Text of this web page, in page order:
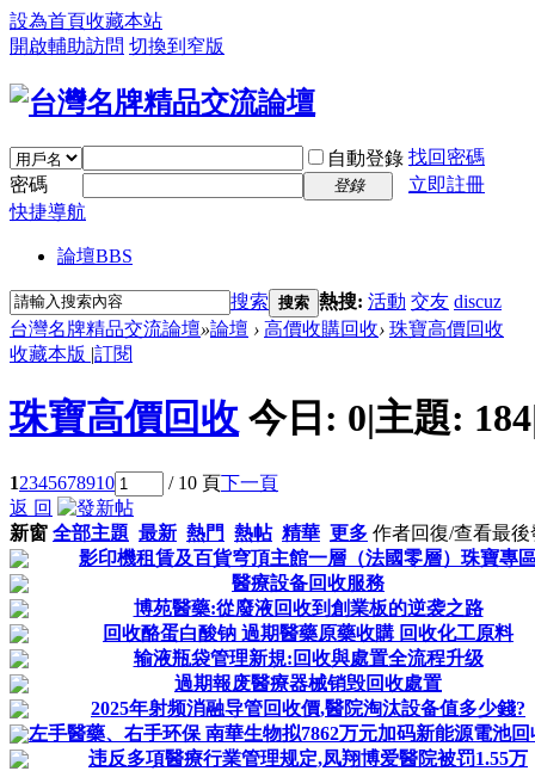
設為首頁收藏本站
開啟輔助訪問 切換到窄版
自動登錄 找回密碼
密碼
登錄
立即註冊
快捷導航
論壇BBS
搜索 搜索 熱搜: 活動 交友 discuz
台灣名牌精品交流論壇»論壇 › 高價收購回收› 珠寶高價回收
收藏本版 |訂閱
珠寶高價回收 今日: 0|主題: 184
12345678910 / 10 頁下一頁
返 回
新窗 全部主題 最新 熱門 熱帖 精華 更多 作者回復/查看最後
影印機租賃及百貨穹頂主館一層（法國零層）珠寶專
醫療設备回收服務
博苑醫藥:從廢液回收到創業板的逆袭之路
回收酪蛋白酸钠 過期醫藥原藥收購 回收化工原料
输液瓶袋管理新規:回收與處置全流程升级
過期報废醫療器械销毁回收處置
2025年射频消融导管回收價,醫院淘汰設备值多少錢?
左手醫藥、右手环保 南華生物拟7862万元加码新能源電池回
违反多項醫療行業管理规定,凤翔博爱醫院被罚1.55万